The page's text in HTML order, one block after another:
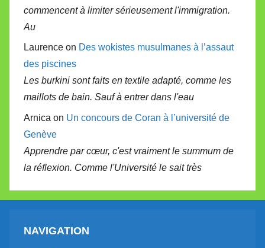
commencent à limiter sérieusement l'immigration.
Au
Laurence on Des wokistes musulmanes à l’assaut
des piscines
Les burkini sont faits en textile adapté, comme les
maillots de bain. Sauf à entrer dans l'eau
Arnica on Un concours de Coran à l’université de
Genève
Apprendre par cœur, c'est vraiment le summum de
la réflexion. Comme l'Université le sait très
NAVIGATION